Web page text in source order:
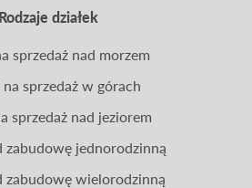
Rodzaje działek
sprzedaż nad morzem
na sprzedaż w górach
sprzedaż nad jeziorem
zabudowę jednorodzinną
zabudowę wielorodzinną